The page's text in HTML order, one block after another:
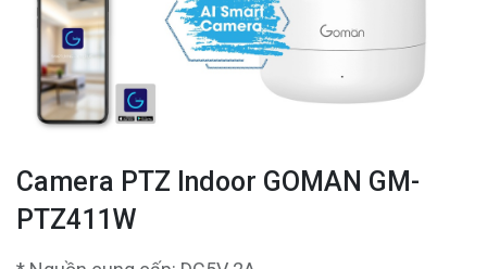
Camera PTZ Indoor GOMAN GM-
PTZ411W